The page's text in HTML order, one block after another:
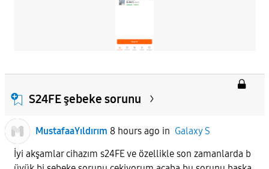
S24FE şebeke sorunu
MustafaaYıldırım 8 hours ago in Galaxy S
İyi akşamlar cihazım s24FE ve özellikle son zamanlarda b